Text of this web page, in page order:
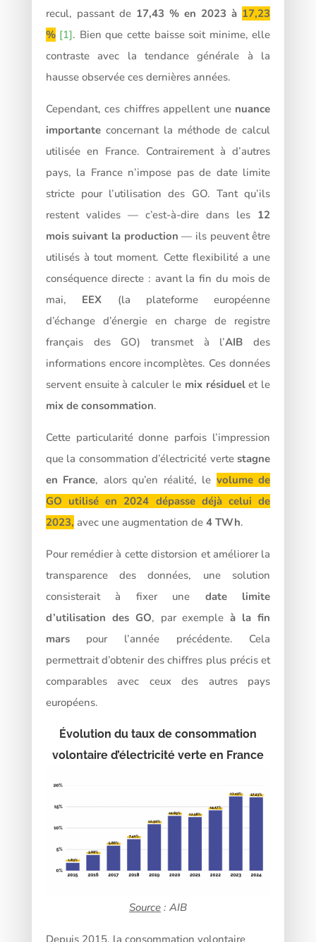
recul, passant de 17,43 % en 2023 à 17,23
% [1]. Bien que cette baisse soit minime, elle
contraste avec la tendance générale à la
hausse observée ces dernières années.
Cependant, ces chiffres appellent une nuance
importanteconcernant la méthode de calcul
utilisée en France. Contrairement à d’autres
pays, la France n’impose pas de date limite
stricte pour l’utilisation des GO. Tant qu’ils
restent valides — c’est-à-dire dans les 12
mois suivant la production — ils peuvent être
utilisés à tout moment. Cette flexibilité a une
conséquence directe : avant la fin du mois de
mai, EEX (la plateforme européenne
d’échange d’énergie en charge de registre
français des GO) transmet à l’AIB des
informations encore incomplètes. Ces données
servent ensuite à calculer le mix résiduelet le
mix de consommation.
Cette particularité donne parfois l’impression
que la consommation d’électricité vertestagne
en France, alors qu’en réalité, le volume de
GO utilisé en 2024 dépasse déjà celui de
2023, avec une augmentation de 4 TWh.
Pour remédier à cette distorsion et améliorer la
transparence des données, une solution
consisterait à fixer une date limite
d’utilisation des GO, par exempleà la fin
marspour l’année précédente. Cela
permettrait d’obtenir des chiffres plus précis et
comparables avec ceux des autres pays
européens.
Évolution du taux de consommation
volontaire d’électricité verte en France
Source: AIB